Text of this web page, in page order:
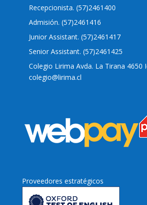
Junior Assistant. (57)2461417
colegio@lirima.cl